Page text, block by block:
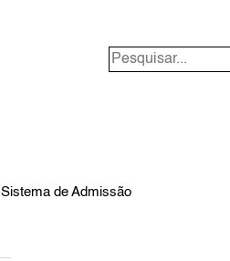
Sistema de Admissão